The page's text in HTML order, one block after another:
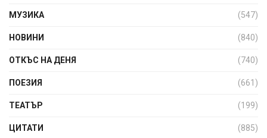
МУЗИКА (547)
НОВИНИ (840)
ОТКЪС НА ДЕНЯ (740)
ПОЕЗИЯ (661)
ТЕАТЪР (199)
ЦИТАТИ (885)